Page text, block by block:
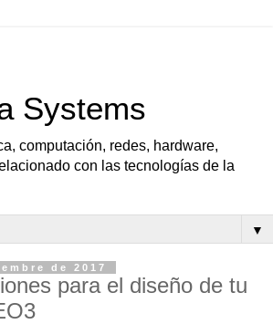
Systems
computación, redes, hardware,
con las tecnologías de la
▼
de 2017
para el diseño de tu